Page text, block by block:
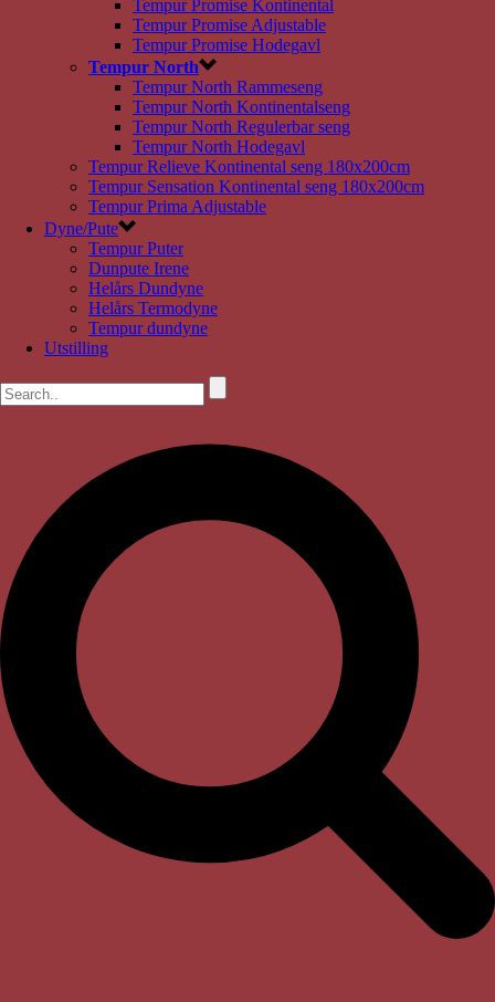
Tempur Promise Kontinental
Tempur Promise Adjustable
Tempur Promise Hodegavl
Tempur North
Tempur North Rammeseng
Tempur North Kontinentalseng
Tempur North Regulerbar seng
Tempur North Hodegavl
Tempur Relieve Kontinental seng 180x200cm
Tempur Sensation Kontinental seng 180x200cm
Tempur Prima Adjustable
Dyne/Pute
Tempur Puter
Dunpute Irene
Helårs Dundyne
Helårs Termodyne
Tempur dundyne
Utstilling